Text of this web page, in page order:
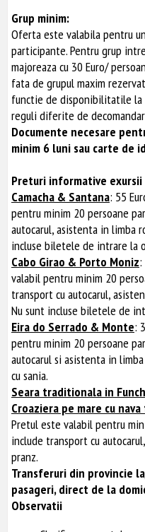
Grup minim:
Oferta este valabila pentru
participante. Pentru grup
majoreaza cu 30 Euro/
fata de grupul maxim
functie de disponibilitatile la
reguli diferite de
Documente necesare
minim 6 luni sau carte de
Preturi informative
Camacha & Santana: 55
pentru minim 20 persoane
autocarul, asistenta in limba
incluse biletele de intrare la
Cabo Girao & Porto Moniz:
valabil pentru minim 20
transport cu autocarul,
Nu sunt incluse biletele de
Eira do Serrado & Monte:
pentru minim 20 persoane
autocarul si asistenta in
cu sania.
Seara traditionala in
Croaziera pe mare cu
Pretul este valabil pentru
include transport cu
pranz.
Transferuri din provincie
pasageri, direct de la
Observatii